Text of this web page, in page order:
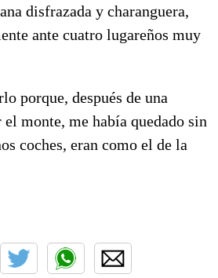
disfrazada y charanguera,
ante cuatro lugareños muy
porque, después de una
el monte, me había quedado sin
coches, eran como el de la